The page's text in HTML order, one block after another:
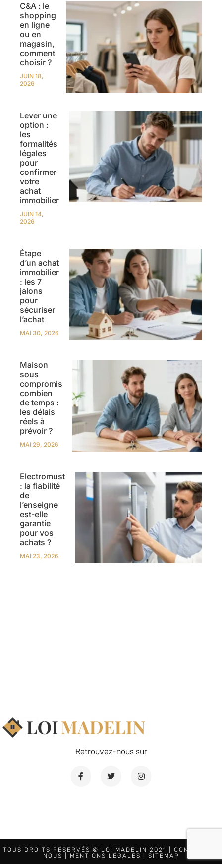
C&A : le
shopping
en ligne
ou en
magasin,
comment
choisir ?
JUIN 18,
2026
Lever une
option :
les
formalités
légales
pour
confirmer
votre
achat
immobilier
JUIN 14,
2026
Étape
d’un achat
immobilier
: les 7
jalons
pour
sécuriser
l’achat
MAI 30, 2026
Maison
sous
compromis
combien
de temps :
les délais
réels à
prévoir ?
MAI 29, 2026
Electromust
: la fiabilité
de
l’enseigne
est-elle
garantie
pour vos
achats ?
MAI 23, 2026
Retrouvez-nous sur
TOUS DROITS RÉSERVÉS © LOI MADELIN 2021 | CONTACTEZ-
NOUS
MENTIONS LÉGALES SITEMAP